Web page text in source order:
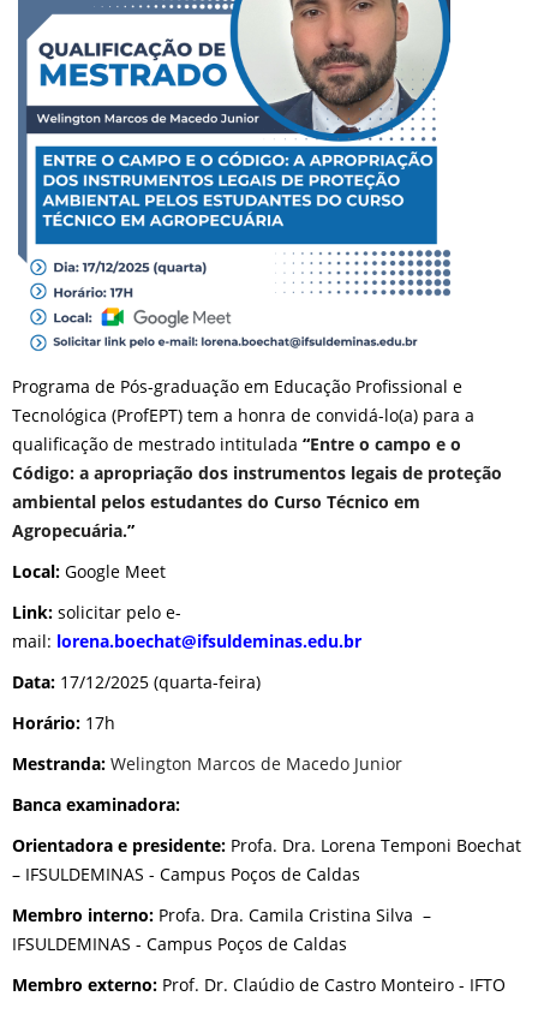
Programa de Pós-graduação em Educação Profissional e
Tecnológica (ProfEPT) tem a honra de convidá-lo(a) para a
qualificação de mestrado intitulada “Entre o campo e o
Código: a apropriação dos instrumentos legais de proteção
ambiental pelos estudantes do Curso Técnico em
Agropecuária.”
Local: Google Meet
Link: solicitar pelo e-
mail: lorena.boechat@ifsuldeminas.edu.br
Data: 17/12/2025 (quarta-feira)
Horário: 17h
Mestranda: Welington Marcos de Macedo Junior
Banca examinadora:
Orientadora e presidente: Profa. Dra. Lorena Temponi Boechat
– IFSULDEMINAS - Campus Poços de Caldas
Membro interno: Profa. Dra. Camila Cristina Silva –
IFSULDEMINAS - Campus Poços de Caldas
Membro externo: Prof. Dr. Claúdio de Castro Monteiro - IFTO